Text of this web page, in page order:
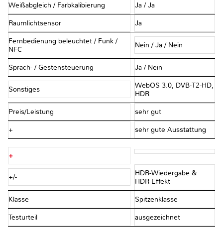
Weißabgleich / Farbkalibierung Ja / Ja
Raumlichtsensor Ja
Fernbedienung beleuchtet / Funk /
NFC
Nein / Ja / Nein
Sprach- / Gestensteuerung Ja / Nein
Sonstiges
WebOS 3.0, DVB-T2-HD,
HDR
Preis/Leistung sehr gut
+ sehr gute Ausstattung
+
+/-
HDR-Wiedergabe &
HDR-Effekt
Klasse Spitzenklasse
Testurteil ausgezeichnet